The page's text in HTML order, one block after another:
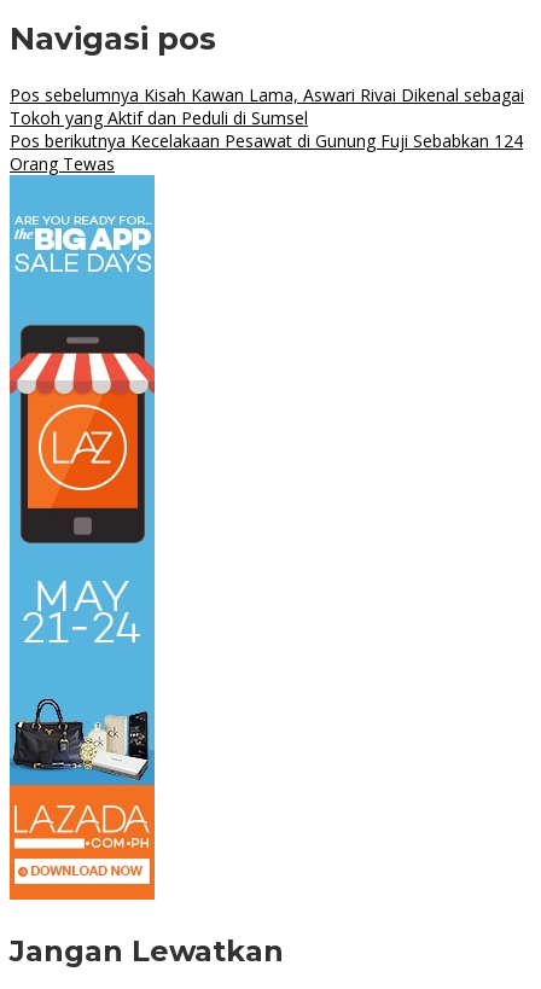
Navigasi pos
Pos sebelumnya Kisah Kawan Lama, Aswari Rivai Dikenal sebagai
Tokoh yang Aktif dan Peduli di Sumsel
Pos berikutnya Kecelakaan Pesawat di Gunung Fuji Sebabkan 124
Orang Tewas
Jangan Lewatkan